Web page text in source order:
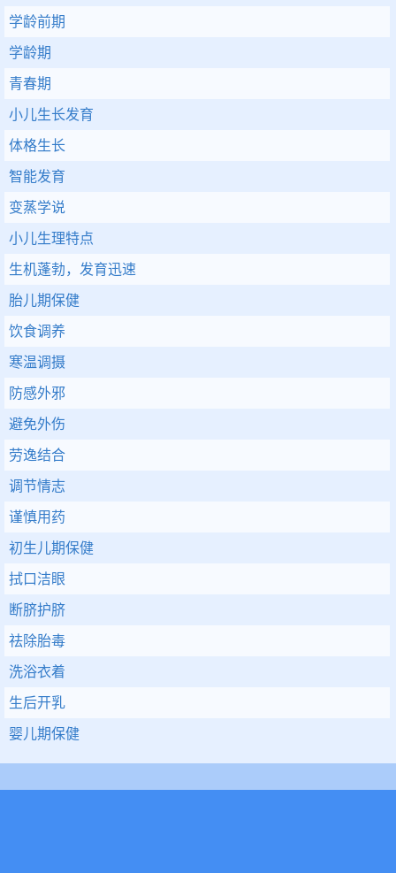
学龄前期
学龄期
青春期
小儿生长发育
体格生长
智能发育
变蒸学说
小儿生理特点
生机蓬勃，发育迅速
胎儿期保健
饮食调养
寒温调摄
防感外邪
避免外伤
劳逸结合
调节情志
谨慎用药
初生儿期保健
拭口洁眼
断脐护脐
祛除胎毒
洗浴衣着
生后开乳
婴儿期保健